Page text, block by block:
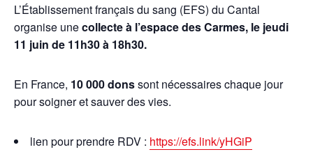
L’Établissement français du sang (EFS) du Cantal
organise unecollecte à l’espace des Carmes, le jeudi
11 juin de 11h30 à 18h30.
En France, 10 000 donssont nécessaires chaque jour
pour soigner et sauver des vies.
lien pour prendre RDV : https://efs.link/yHGiP